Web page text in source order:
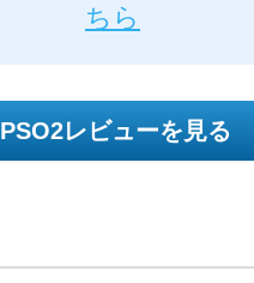
ちら
PSO2レビューを見る